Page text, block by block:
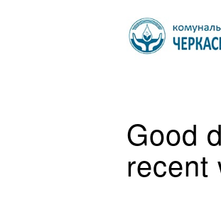
Good
recent